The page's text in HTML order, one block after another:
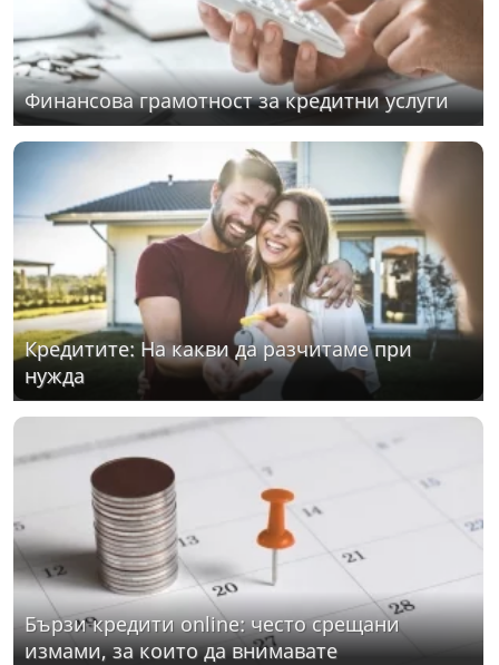
Финансова грамотност за кредитни услуги
Кредитите: На какви да разчитаме при
нужда
Бързи кредити online: често срещани
измами, за които да внимавате